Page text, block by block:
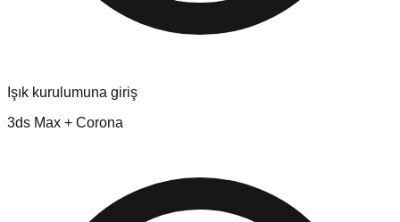
Işık kurulumuna giriş
3ds Max + Corona